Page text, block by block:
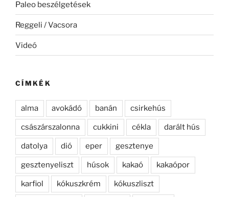
Paleo beszélgetések
Reggeli / Vacsora
Videó
CÍMKÉK
alma avokádó banán csirkehús
császárszalonna cukkini cékla darált hús
datolya dió eper gesztenye
gesztenyeliszt húsok kakaó kakaópor
karfiol kókuszkrém kókuszliszt